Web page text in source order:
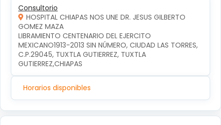
Consultorio
HOSPITAL CHIAPAS NOS UNE DR. JESUS GILBERTO
GOMEZ MAZA
LIBRAMIENTO CENTENARIO DEL EJERCITO
MEXICANO1913-2013 SIN NÚMERO, CIUDAD LAS TORRES,
C.P.29045, TUXTLA GUTIERREZ, TUXTLA
GUTIERREZ,CHIAPAS
Horarios disponibles